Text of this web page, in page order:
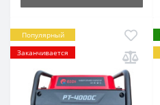
Популярный
Заканчивается